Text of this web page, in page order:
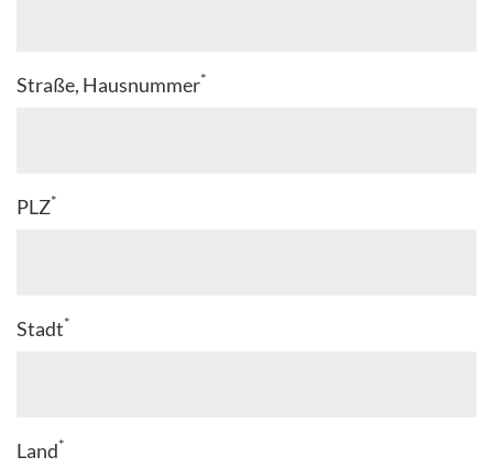
Straße, Hausnummer*
PLZ*
Stadt*
Land*